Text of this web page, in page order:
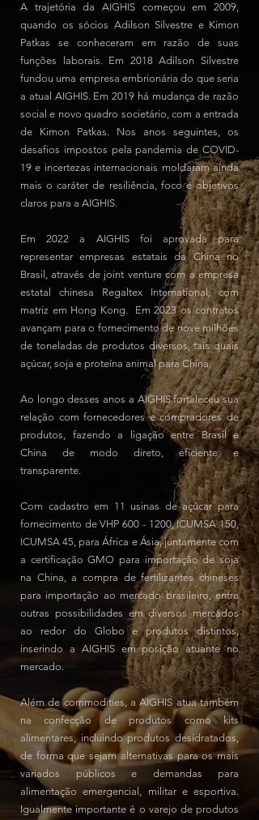
A trajetória da AIGHIS começou em 2009,
quando os sócios Adilson Silvestre e Kimon
Patkas se conheceram em razão de suas
funções laborais. Em 2018 Adilson Silvestre
fundou uma empresa embrionária do que seria
a atual AIGHIS. Em 2019 há mudança de razão
social e novo quadro societário, com a entrada
de Kimon Patkas. Nos anos seguintes, os
desafios impostos pela pandemia de COVID-
19 e incertezas internacionais moldaram ainda
mais o caráter de resiliência, foco e objetivos
claros para a AIGHIS.
Em 2022 a AIGHIS foi aprovada para
representar empresas estatais da China no
Brasil, através de joint venture com a empresa
estatal chinesa Regaltex International, com
matriz em Hong Kong. Em 2023 os contratos
avançam para o fornecimento de nove milhões
de toneladas de produtos diversos, tais quais
açúcar, soja e proteína animal para China.
Ao longo desses anos a AIGHIS fortaleceu sua
relação com fornecedores e compradores de
produtos, fazendo a ligação entre Brasil e
China de modo direto, eficiente e
transparente.
Com cadastro em 11 usinas de açúcar para
fornecimento de VHP600 - 1200, ICUMSA 150,
ICUMSA 45, para África e Ásia, juntamente com
a certificação GMO para importação de soja
na China, a compra de fertilizantes chineses
para importação ao mercado brasileiro, entre
outras possibilidades em diversos mercados
ao redor do Globo e produtos distintos,
inserindo a AIGHIS em posição atuante no
mercado.
Além de commodities, a AIGHIS atua também
na confecção de produtos como kits
alimentares, incluindo produtos desidratados,
de forma que sejam alternativas para os mais
variados públicos e demandas para
alimentação emergencial, militar e esportiva.
Igualmente importante é o varejo de produtos